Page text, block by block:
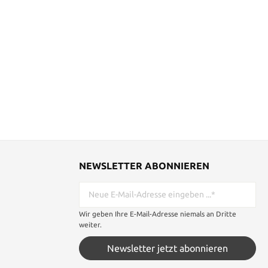
NEWSLETTER ABONNIEREN
Wir geben Ihre E-Mail-Adresse niemals an Dritte
weiter.
Newsletter jetzt abonnieren